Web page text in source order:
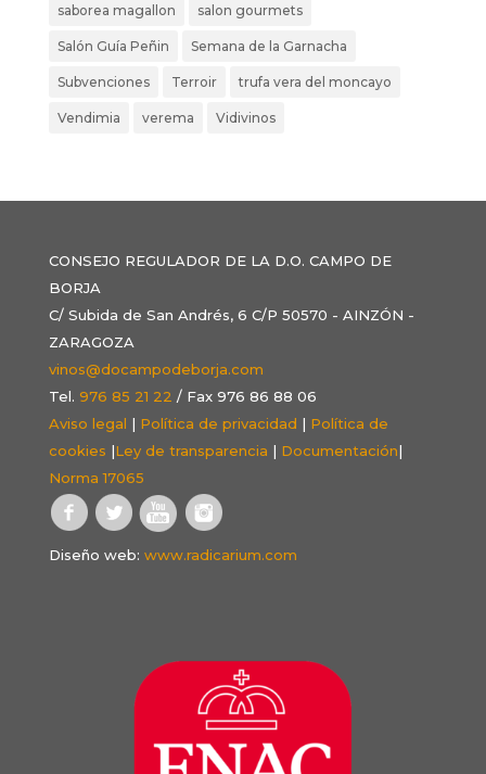
saborea magallon salon gourmets
Salón Guía Peñin Semana de la Garnacha
Subvenciones Terroir trufa vera del moncayo
Vendimia verema Vidivinos
CONSEJO REGULADOR DE LA D.O. CAMPO DE
BORJA
C/ Subida de San Andrés, 6 C/P 50570 - AINZÓN -
ZARAGOZA
vinos@docampodeborja.com
Tel. 976 85 21 22 / Fax 976 86 88 06
Aviso legal | Política de privacidad | Política de
cookies |Ley de transparencia | Documentación|
Norma 17065
Diseño web: www.radicarium.com